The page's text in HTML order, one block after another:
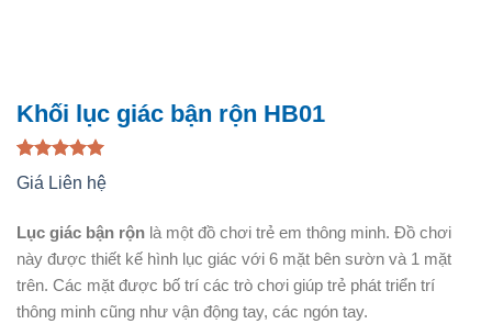
Khối lục giác bận rộn HB01
5.00 trên 5
dựa trên
1
Giá Liên hệ
Lục giác bận rộn là một đồ chơi trẻ em thông minh. Đồ chơi
này được thiết kế hình lục giác với 6 mặt bên sườn và 1 mặt
trên. Các mặt được bố trí các trò chơi giúp trẻ phát triển trí
thông minh cũng như vận động tay, các ngón tay.